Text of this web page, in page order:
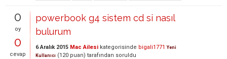
0
oy
0
cevap
powerbook g4 sistem cd si nasıl
bulurum
6 Aralık 2015 Mac Ailesi kategorisinde bigali1771 Yeni
Kullanıcı (120 puan) tarafından soruldu